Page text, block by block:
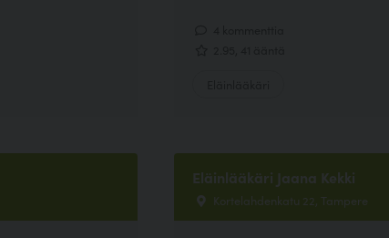
Eläinlääkäri Jaana Kekki
Kortelahdenkatu 22, Tampere